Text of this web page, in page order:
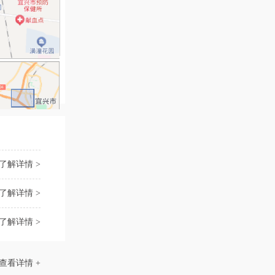
解详情 >
解详情 >
解详情 >
看详情 +